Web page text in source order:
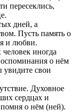
пересеклись,
дней, а
Пусть память о
и любви.
иногда
о нём
увидите свои
Духовное
сердцах и
о нём (ней).